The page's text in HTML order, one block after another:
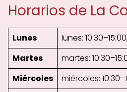
Horarios de La
Lunes
lunes:
Martes
martes:
Miércoles
miércoles: